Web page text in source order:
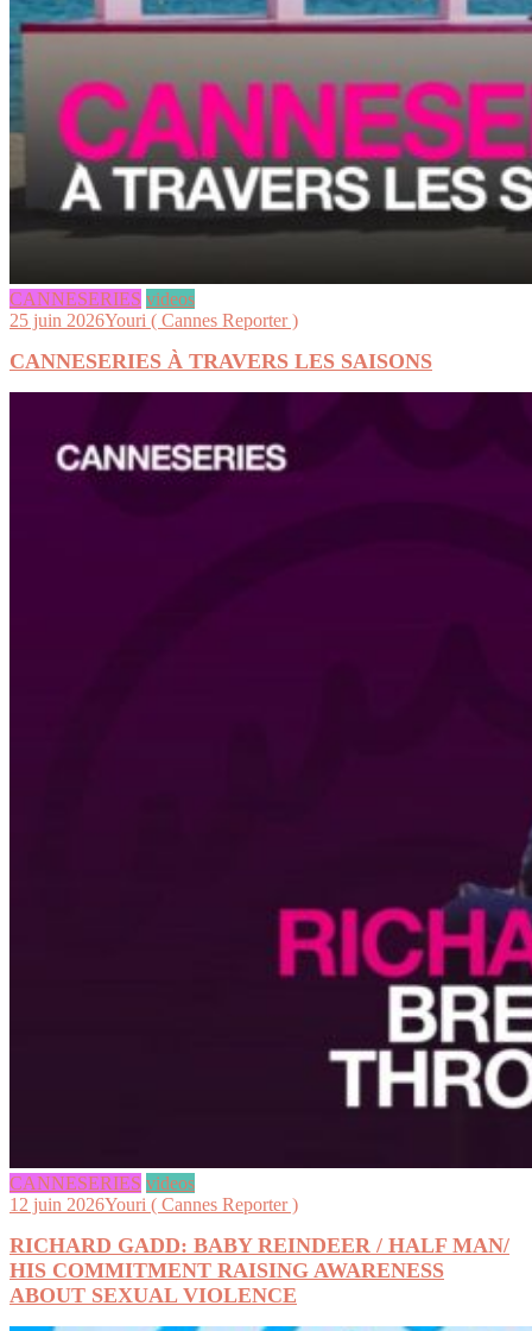
CANNESERIES videos
25 juin 2026Youri ( Cannes Reporter )
CANNESERIES À TRAVERS LES SAISONS
CANNESERIES videos
12 juin 2026Youri ( Cannes Reporter )
RICHARD GADD: BABY REINDEER / HALF MAN/
HIS COMMITMENT RAISING AWARENESS
ABOUT SEXUAL VIOLENCE